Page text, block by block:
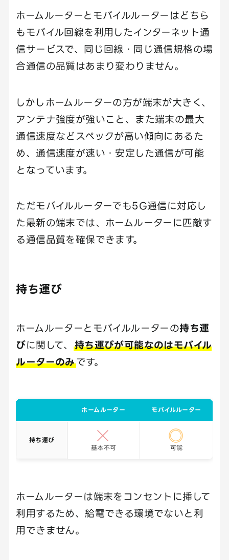
ホームルーターとモバイルルーターはどちら
もモバイル回線を利用したインターネット通
信サービスで、同じ回線・同じ通信規格の場
合通信の品質はあまり変わりません。
しかしホームルーターの方が端末が大きく、
アンテナ強度が強いこと、また端末の最大
通信速度などスペックが高い傾向にあるた
め、通信速度が速い・安定した通信が可能
となっています。
ただモバイルルーターでも5G通信に対応し
た最新の端末では、ホームルーターに匹敵す
る通信品質を確保できます。
持ち運び
ホームルーターとモバイルルーターの持ち運
びに関して、 持ち運びが可能なのはモバイル
ルーターのみです。
ホームルーター モバイルルーター
持ち運び
基本不可
可能
ホームルーターは端末をコンセントに挿して
利用するため、給電できる環境でないと利
用できません。